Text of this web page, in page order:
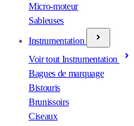
Micro-moteur
Sableuses
Instrumentation
Voir tout Instrumentation
Bagues de marquage
Bistouris
Brunissoirs
Ciseaux